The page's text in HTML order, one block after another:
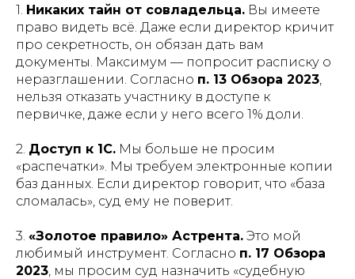
1. Никаких тайн от совладельца. Вы имеете
право видеть всё. Даже если директор кричит
про секретность, он обязан дать вам
документы. Максимум — попросит расписку о
неразглашении. Согласно п. 13 Обзора 2023,
нельзя отказать участнику в доступе к
первичке, даже если у него всего 1% доли.
2. Доступ к 1С. Мы больше не просим
«распечатки». Мы требуем электронные копии
баз данных. Если директор говорит, что «база
сломалась», суд ему не поверит.
3. «Золотое правило» Астрента. Это мой
любимый инструмент. Согласно п. 17 Обзора
2023, мы просим суд назначить «судебную